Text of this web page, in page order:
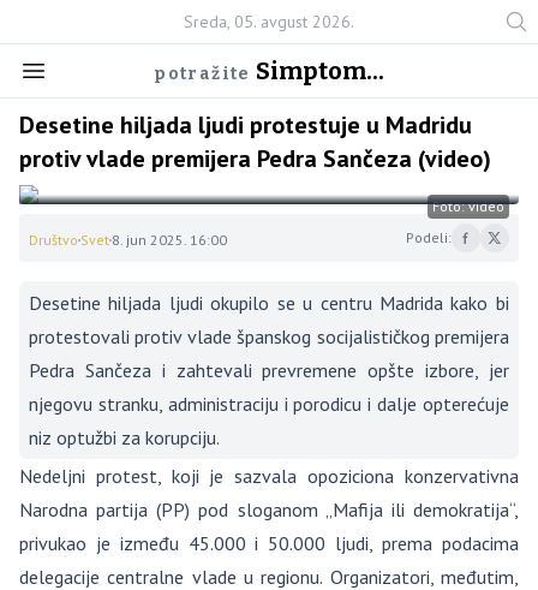
Sreda, 05. avgust 2026.
potražite Simptom...
Desetine hiljada ljudi protestuje u Madridu
protiv vlade premijera Pedra Sančeza (video)
Foto: video
Društvo Svet 8. jun 2025. 16:00 Podeli:
Desetine hiljada ljudi okupilo se u centru Madrida kako bi
protestovali protiv vlade španskog socijalističkog premijera
Pedra Sančeza i zahtevali prevremene opšte izbore, jer
njegovu stranku, administraciju i porodicu i dalje opterećuje
niz optužbi za korupciju.
Nedeljni protest, koji je sazvala opoziciona konzervativna
Narodna partija (PP) pod sloganom „Mafija ili demokratija“,
privukao je između 45.000 i 50.000 ljudi, prema podacima
delegacije centralne vlade u regionu. Organizatori, međutim,